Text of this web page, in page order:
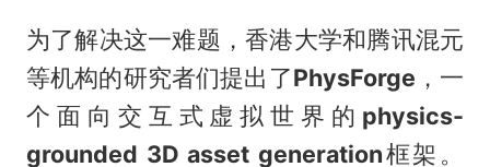
为了解决这一难题，香港大学和腾讯混元
等机构的研究者们提出了PhysForge ，一
个面向交互式虚拟世界的 physics-
grounded 3D asset generation框架。